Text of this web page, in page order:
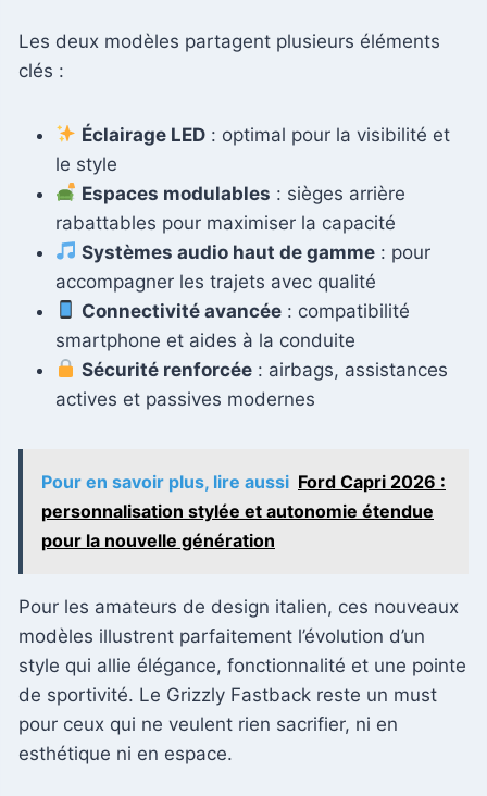
Les deux modèles partagent plusieurs éléments
clés :
Éclairage LED : optimal pour la visibilité et
le style
Espaces modulables : sièges arrière
rabattables pour maximiser la capacité
Systèmes audio haut de gamme : pour
accompagner les trajets avec qualité
Connectivité avancée : compatibilité
smartphone et aides à la conduite
Sécurité renforcée : airbags, assistances
actives et passives modernes
Pour en savoir plus, lire aussi Ford Capri 2026 :
personnalisation stylée et autonomie étendue
pour la nouvelle génération
Pour les amateurs de design italien, ces nouveaux
modèles illustrent parfaitement l’évolution d’un
style qui allie élégance, fonctionnalité et une pointe
de sportivité. Le Grizzly Fastback reste un must
pour ceux qui ne veulent rien sacrifier, ni en
esthétique ni en espace.